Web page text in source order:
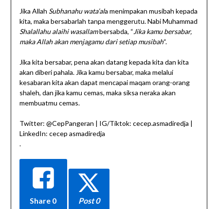
Jika Allah Subhanahu wata’ala menimpakan musibah kepada
kita, maka bersabarlah tanpa menggerutu. Nabi Muhammad
Shalallahu alaihi wasallambersabda, “Jika kamu bersabar,
maka Allah akan menjagamu dari setiap musibah“.
Jika kita bersabar, pena akan datang kepada kita dan kita
akan diberi pahala. Jika kamu bersabar, maka melalui
kesabaran kita akan dapat mencapai maqam orang-orang
shaleh, dan jika kamu cemas, maka siksa neraka akan
membuatmu cemas.
Twitter: @CepPangeran | IG/Tiktok: cecep.asmadiredja |
LinkedIn: cecep asmadiredja
.
Share 0 Post 0